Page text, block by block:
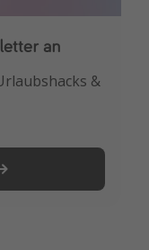
an
&
als